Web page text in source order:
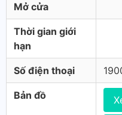
Mở cửa
Thời gian giới
hạn
Số điện thoại
Bản đồ